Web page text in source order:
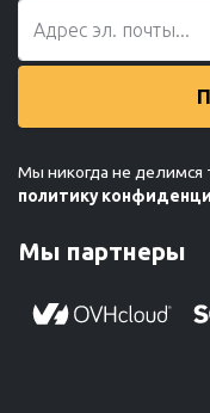
Мы никогда не
политику
Мы партнеры